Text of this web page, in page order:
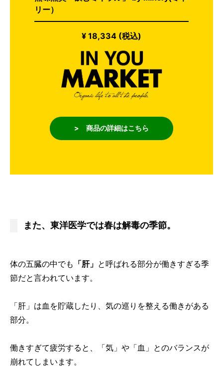
リー）
¥ 18,334 (税込)
> 商品の詳細はこちら
また、東洋医学では春は解毒の季節。
体の五臓の中でも 「肝」 と呼ばれる部分が働きすぎる季
節だと言われています。
「肝」は血を貯蔵したり、気の巡りを整える働きがある
部分。
働きすぎて疲労すると、「気」や「血」とのバランスが
崩れてしまいます。